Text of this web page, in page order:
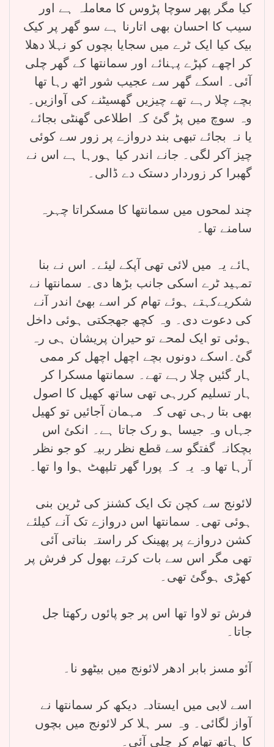
کیا مگر پھر سوچا پڑوس کا معاملہ ہے اور
سیب کا احسان بھی اتارنا ہے سو گھر پر کیک
بیک کیا ایک ٹرے میں سجایا بچوں کو نہلا دھلا
کر اچھے کپڑے پہنائے اور سمانتھا کے گھر چلی
آئی۔ اسکے گھر سے عجیب شور اٹھ رہا تھا
بچے چلا رہے تھے چیزیں گھسیٹنے کی آوازیں۔
وہ سوچ میں پڑ گئ کہ اطلاعی گھنٹی بجائے
یا نہ بجائے تبھی بند دروازے پر زور سے کوئی
چیز آکر لگی۔ جانے اندر کیا ہورہا ہے اس نے
گھبرا کر زوردار دستک دے ڈالی۔
چند لمحوں میں سمانتھا کا مسکراتا چہرہ
سامنے تھا۔
ہائے یہ میں لائی تھی آپکے لیئے۔ اس نے بنا
تمہید ٹرے اسکی جانب بڑھا دی۔ سمانتھا نے
شکریےکہتے ہوئے تھام کر اسے بھئ اندر آنے
کی دعوت دی۔ وہ کچھ جھجکتی ہوئی داخل
ہوئی تو ایک لمحے تو حیران پریشان ہی رہ
گئ۔اسکے دونوں بچے اچھل اچھل کر ممی
ہار گئیں چلا رہے تھے۔ سمانتھا مسکرا کر
ہار تسلیم کررہی تھی ساتھ کھیل کا اصول
بھی بتا رہی تھی کہ مہمان آجائیں تو کھیل
جہاں وہ جیسا ہو رک جاتا ہے۔ انکئ اس
بچکانہ گفتگو سے قطع نظر ربیہ کو جو نظر
آرہا تھا وہ یہ کہ پورا گھر تلپھٹ ہوا وا تھا۔
لائونج سے کچن تک ایک کشنز کی ٹرین بنی
ہوئی تھی۔ سمانتھا اس دروازے تک آنے کیلئے
کشن دروازے پر پھینک کر راستہ بناتی آئی
تھی مگر اس سے بات کرتے بھول کر فرش پر
کھڑی ہوگئ تھی۔
فرش تو لاوا تھا اس پر جو پائوں رکھتا جل
جاتا۔
آئو مسز بابر ادھر لائونج میں بیٹھو نا۔
اسے لابی میں ایستادہ دیکھ کر سمانتھا نے
آواز لگائی۔ وہ سر ہلا کر لائونج میں بچوں
کا ہاتھ تھام کر چلی آئی۔